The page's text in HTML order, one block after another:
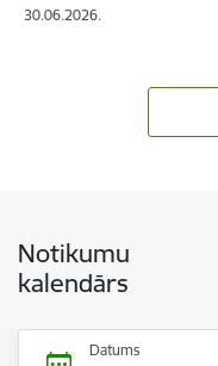
30.06.2026.
Notikumu
kalendārs
Datums